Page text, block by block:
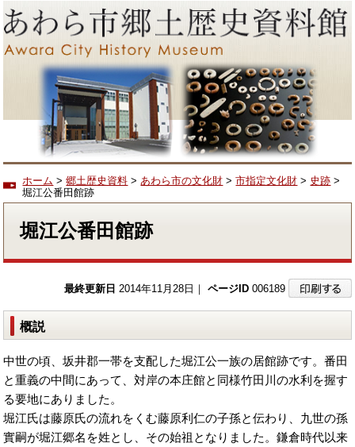
ホーム >郷土歴史資料 > あわら市の文化財 >市指定文化財 > 史跡 >
堀江公番田館跡
堀江公番田館跡
最終更新日 2014年11月28日｜ ページID006189
概説
中世の頃、坂井郡一帯を支配した堀江公一族の居館跡です。番田
と重義の中間にあって、対岸の本庄館と同様竹田川の水利を握す
る要地にありました。
堀江氏は藤原氏の流れをくむ藤原利仁の子孫と伝わり、九世の孫
實嗣が堀江郷名を姓とし、その始祖となりました。鎌倉時代以来